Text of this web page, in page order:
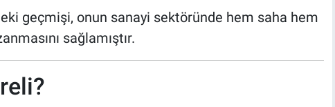
geçmişi, onun sanayi sektöründe hem saha hem
sağlamıştır.